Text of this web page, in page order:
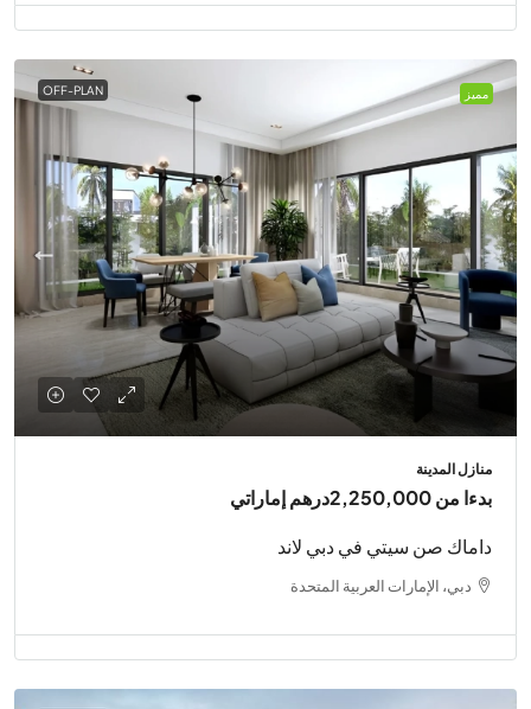
مميز OFF-PLAN
منازل المدينة
بدءا من2,250,000درهم إماراتي
داماك صن سيتي في دبي لاند
دبي، الإمارات العربية المتحدة